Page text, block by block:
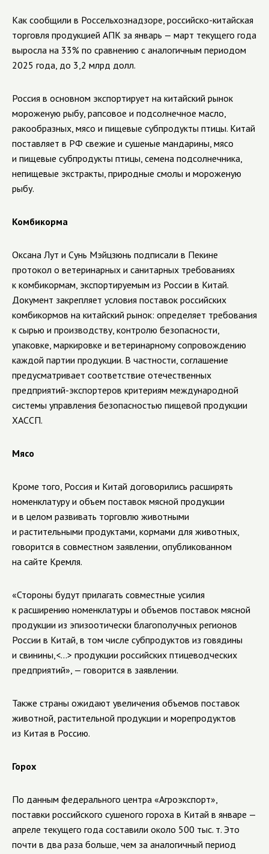
Как сообщили в Россельхознадзоре, российско-китайская
торговля продукцией АПК за январь — март текущего года
выросла на 33% по сравнению с аналогичным периодом
2025 года, до 3,2 млрд долл.
Россия в основном экспортирует на китайский рынок
мороженую рыбу, рапсовое и подсолнечное масло,
ракообразных, мясо и пищевые субпродукты птицы. Китай
поставляет в РФ свежие и сушеные мандарины, мясо
и пищевые субпродукты птицы, семена подсолнечника,
непищевые экстракты, природные смолы и мороженую
рыбу.
Комбикорма
Оксана Лут и Сунь Мэйцзюнь подписали в Пекине
протокол о ветеринарных и санитарных требованиях
к комбикормам, экспортируемым из России в Китай.
Документ закрепляет условия поставок российских
комбикормов на китайский рынок: определяет требования
к сырью и производству, контролю безопасности,
упаковке, маркировке и ветеринарному сопровождению
каждой партии продукции. В частности, соглашение
предусматривает соответствие отечественных
предприятий-экспортеров критериям международной
системы управления безопасностью пищевой продукции
ХАССП.
Мясо
Кроме того, Россия и Китай договорились расширять
номенклатуру и объем поставок мясной продукции
и в целом развивать торговлю животными
и растительными продуктами, кормами для животных,
говорится в совместном заявлении, опубликованном
на сайте Кремля.
«Стороны будут прилагать совместные усилия
к расширению номенклатуры и объемов поставок мясной
продукции из эпизоотически благополучных регионов
России в Китай, в том числе субпродуктов из говядины
и свинины,<...> продукции российских птицеводческих
предприятий», — говорится в заявлении.
Также страны ожидают увеличения объемов поставок
животной, растительной продукции и морепродуктов
из Китая в Россию.
Горох
По данным федерального центра «Агроэкспорт»,
поставки российского сушеного гороха в Китай в январе —
апреле текущего года составили около 500 тыс. т. Это
почти в два раза больше, чем за аналогичный период